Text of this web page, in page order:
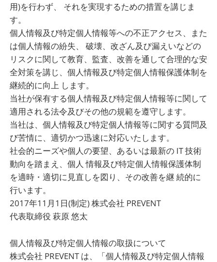
用)を行わず、 それを実現するための措置を講じま
す。
個人情報及び特定個人情報等への不正アクセス、また
は個人情報の紛失、 破壊、改ざん及び漏えいなどの
リスクに関して教育、監査、改善を通して合理的な安
全対策を講じ、個人情報及び特定個人情報保護体制を
継続的に向上 します。
当社が保有する個人情報及び特定個人情報等に関して
適用される法令及びその他の規範を遵守します。
当社は、個人情報及び特定個人情報等に関する質問及
び苦情に、適切かつ迅速に対応いたします。
社会的ニーズや個人の要望、あるいは最新の IT 技術
動向を踏まえ、個人 情報及び特定個人情報保護体制
を適時・適切に見直しを図り、その改善を継 続的に
行います。
2017年11月1日(制定) 株式会社 PREVENT
代表取締役 萩原 悠太
個人情報及び特定個人情報の取扱について
株式会社 PREVENT は、「個人情報及び特定個人情報